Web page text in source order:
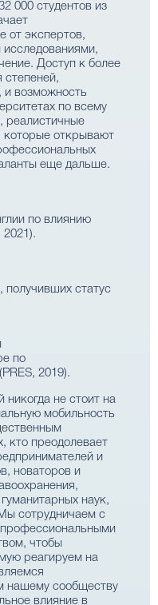
000 студентов из
от экспертов,
Доступ к более
степеней,
и возможность
по всему
реалистичные
которые открывают
еще дальше.
по влиянию
2021).
получивших статус
по
2019).
никогда не стоит на
мобильность
кто преодолевает
и
новаторов и
наук,
сотрудничаем с
чтобы
реагируем на
нашему сообществу
влияние в